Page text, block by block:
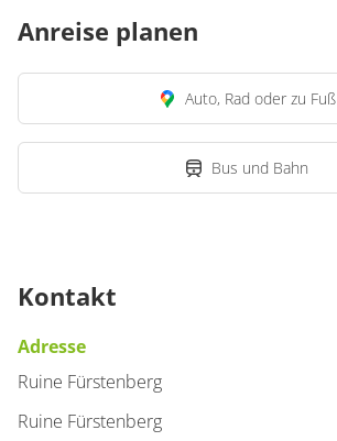
Anreise planen
Auto, Rad oder zu Fuß
Bus und Bahn
Kontakt
Adresse
Ruine Fürstenberg
Ruine Fürstenberg